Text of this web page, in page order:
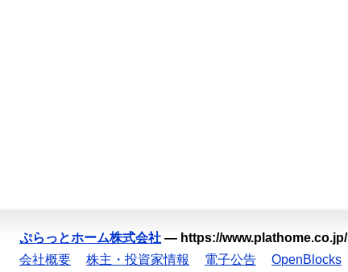
ぷらっとホーム株式会社 — https://www.plathome.co.jp/
会社概要
株主・投資家情報 電子公告 OpenBlocks